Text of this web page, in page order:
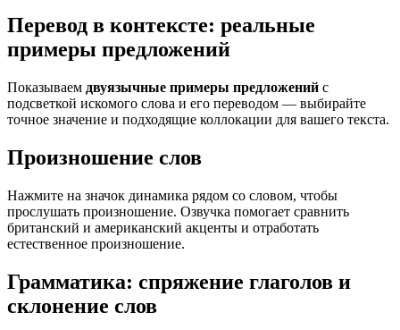
Перевод в контексте: реальные
примеры предложений
Показываем двуязычные примеры предложений с
подсветкой искомого слова и его переводом — выбирайте
точное значение и подходящие коллокации для вашего текста.
Произношение слов
Нажмите на значок динамика рядом со словом, чтобы
прослушать произношение. Озвучка помогает сравнить
британский и американский акценты и отработать
естественное произношение.
Грамматика: спряжение глаголов и
склонение слов